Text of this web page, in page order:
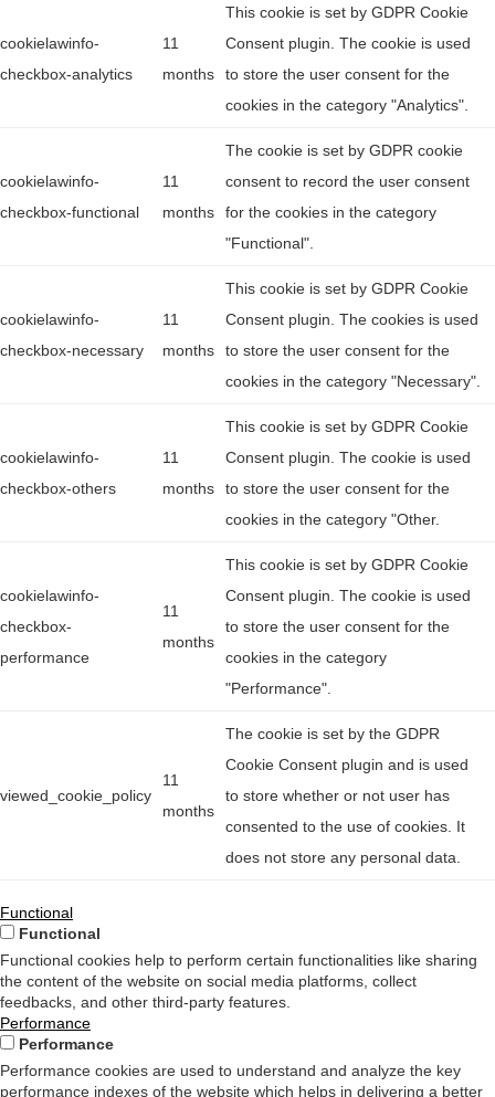
cookielawinfo-
checkbox-analytics
11
months
This cookie is set by GDPR Cookie
Consent plugin. The cookie is used
to store the user consent for the
cookies in the category "Analytics".
cookielawinfo-
checkbox-functional
11
months
The cookie is set by GDPR cookie
consent to record the user consent
for the cookies in the category
"Functional".
cookielawinfo-
checkbox-necessary
11
months
This cookie is set by GDPR Cookie
Consent plugin. The cookies is used
to store the user consent for the
cookies in the category "Necessary".
cookielawinfo-
checkbox-others
11
months
This cookie is set by GDPR Cookie
Consent plugin. The cookie is used
to store the user consent for the
cookies in the category "Other.
cookielawinfo-
checkbox-
performance
11
months
This cookie is set by GDPR Cookie
Consent plugin. The cookie is used
to store the user consent for the
cookies in the category
"Performance".
viewed_cookie_policy
11
months
The cookie is set by the GDPR
Cookie Consent plugin and is used
to store whether or not user has
consented to the use of cookies. It
does not store any personal data.
Functional
Functional
Functional cookies help to perform certain functionalities like sharing
the content of the website on social media platforms, collect
feedbacks, and other third-party features.
Performance
Performance
Performance cookies are used to understand and analyze the key
performance indexes of the website which helps in delivering a better